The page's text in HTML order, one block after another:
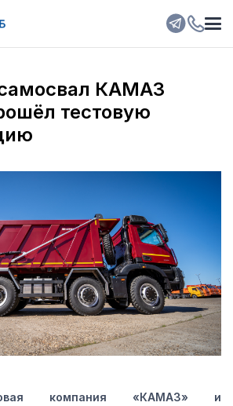
КАМАЗ
тестовую
компания «КАМАЗ» и